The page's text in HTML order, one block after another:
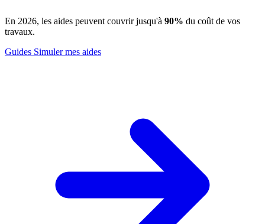
En 2026, les aides peuvent couvrir jusqu'à 90% du coût de vos
travaux.
Guides Simuler mes aides